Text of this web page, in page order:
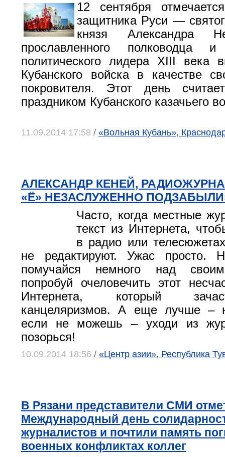
12 сентября
защитника Руси —
князя Александра
прославленного полководца
политического лидера XIII века
Кубанского войска в качестве
покровителя. Этот день
праздником Кубанского казачьего
11.09.2014 17:58 / «Вольная Кубань»,
АЛЕКСАНДР КЕНЕЙ,
«Ё» НЕЗАСЛУЖЕННО
Часто, когда местные
текст из Интернета,
в радио или
не редактируют. Ужас просто.
помучайся немного над
попробуй очеловечить этот
Интернета, который
канцеляризмов. А еще лучше –
если не можешь – уходи из
позорься!
10.09.2014 18:56 / «Центр азии», Республика
В Рязани представители СМИ
Международный день
журналистов и почтили память
военных конфликтах коллег